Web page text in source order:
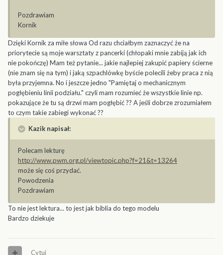
Pozdrawiam
Kornik
Dzięki Kornik za miłe słowa Od razu chciałbym zaznaczyć że na
priorytecie są moje warsztaty z pancerki (chłopaki mnie zabiją jak ich
nie pokończę) Mam też pytanie... jakie najlepiej zakupić papiery ścierne
(nie znam się na tym) i jaką szpachlówkę byście polecili żeby praca z nią
była przyjemna. No i jeszcze jedno "Pamiętaj o mechanicznym
pogłębieniu linii podziału." czyli mam rozumieć że wszystkie linie np.
pokazujące że tu są drzwi mam pogłębić ?? A jeśli dobrze zrozumiałem
to czym takie zabiegi wykonać ??
Kazik napisał:
Polecam lekturę
http://www.pwm.org.pl/viewtopic.php?f=21&t=13264
może się coś przydać.
Powodzenia
Pozdrawiam
To nie jest lektura... to jest jak biblia do tego modelu
Bardzo dziekuje
Cytuj